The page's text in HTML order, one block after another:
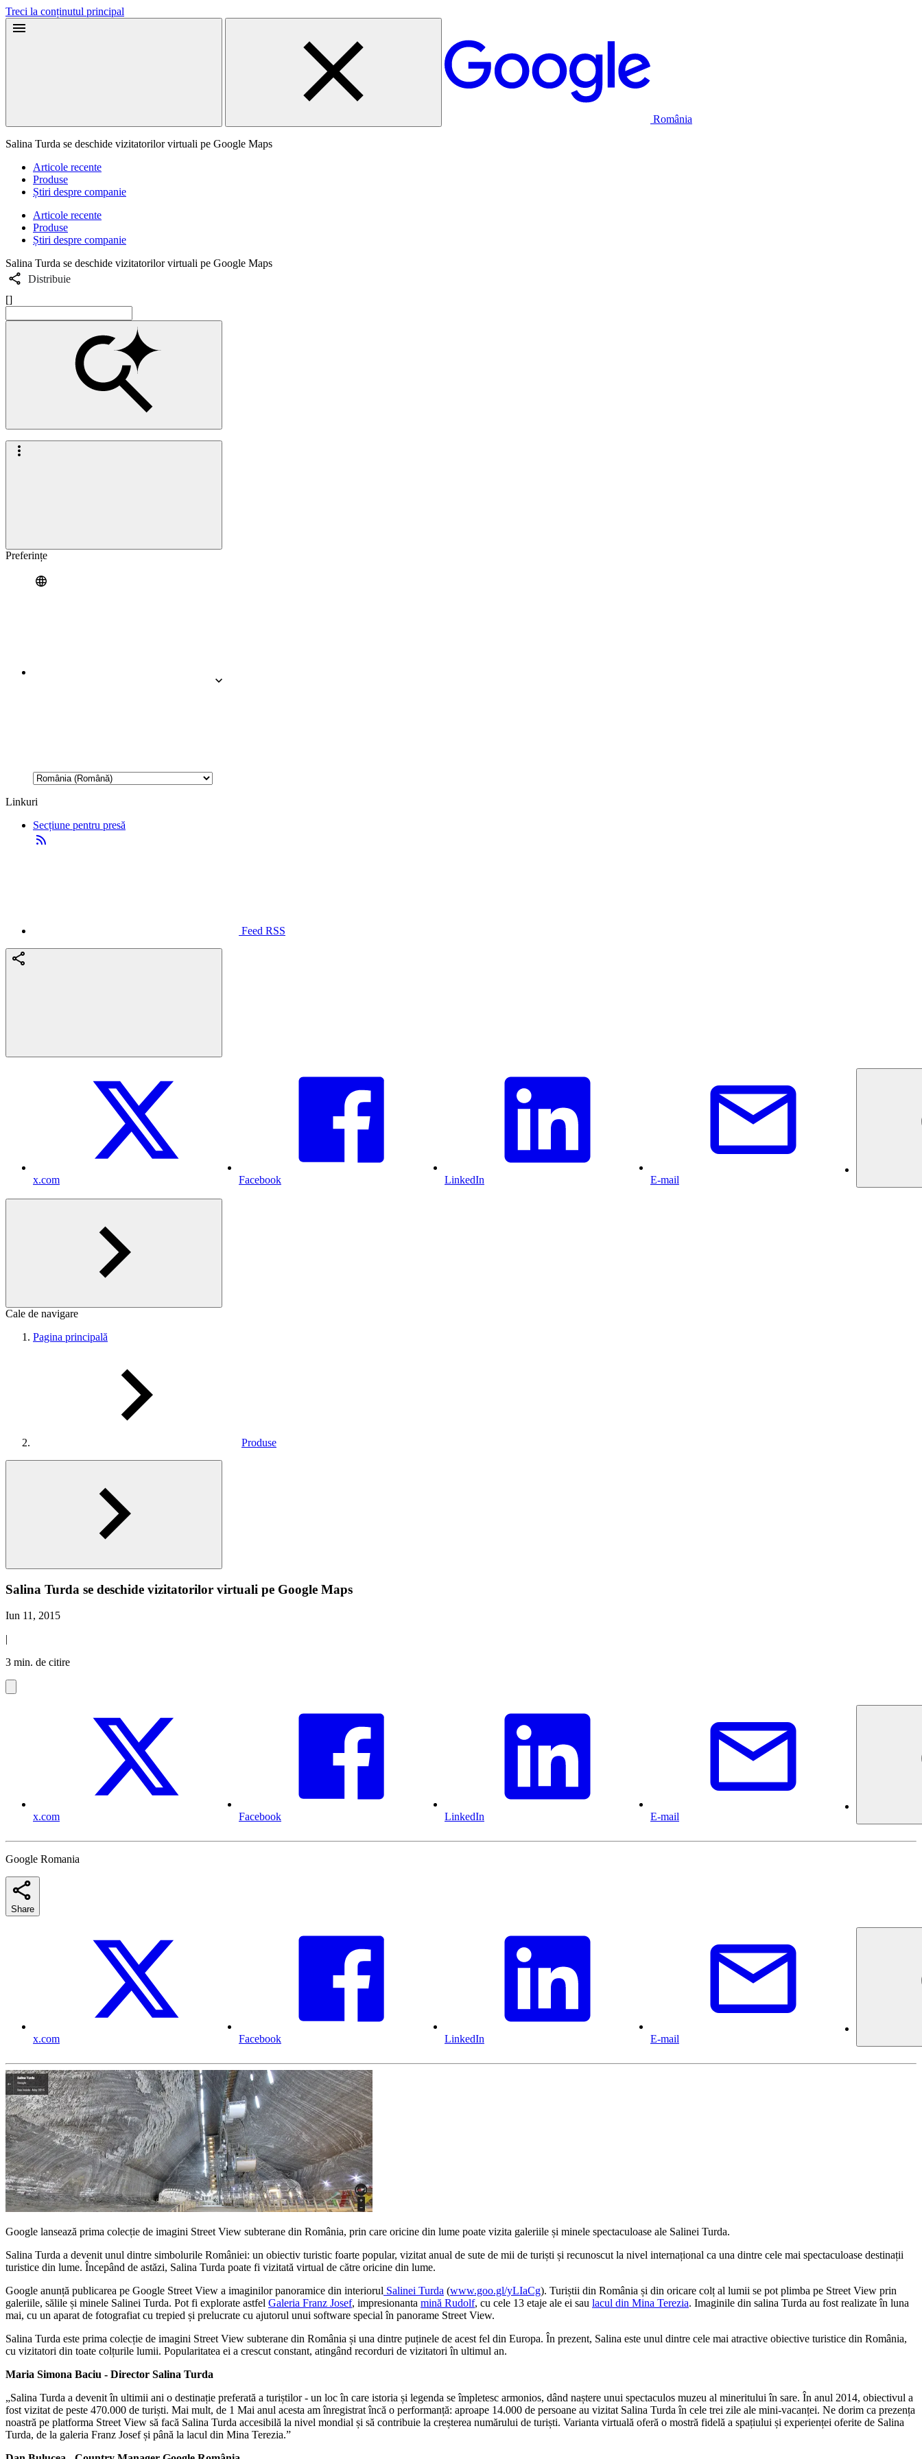
Treci la conținutul principal
România
Salina Turda se deschide vizitatorilor virtuali pe Google Maps
Articole recente
Produse
Știri despre companie
Articole recente
Produse
Știri despre companie
Salina Turda se deschide vizitatorilor virtuali pe Google Maps
Distribuie
[]
Preferințe
Linkuri
Secțiune pentru presă
Feed RSS
x.com Facebook LinkedIn E-mail
Cale de navigare
Pagina principală
Produse
Salina Turda se deschide vizitatorilor virtuali pe Google Maps
Iun 11, 2015
|
3 min. de citire
x.com Facebook LinkedIn E-mail
Google Romania
Share
x.com Facebook LinkedIn E-mail
Google lansează prima colecție de imagini Street View subterane din România, prin care oricine din lume poate vizita galeriile și minele spectaculoase ale Salinei Turda.
Salina Turda a devenit unul dintre simbolurile României: un obiectiv turistic foarte popular, vizitat anual de sute de mii de turiști și recunoscut la nivel internațional ca una dintre cele mai spectaculoase destinații
turistice din lume. Începând de astăzi, Salina Turda poate fi vizitată virtual de către oricine din lume.
Google anunță publicarea pe Google Street View a imaginilor panoramice din interiorul Salinei Turda (www.goo.gl/yLIaCg). Turiștii din România și din oricare colț al lumii se pot plimba pe Street View prin
galeriile, sălile și minele Salinei Turda. Pot fi explorate astfel Galeria Franz Josef, impresionanta mină Rudolf, cu cele 13 etaje ale ei sau lacul din Mina Terezia. Imaginile din salina Turda au fost realizate în luna
mai, cu un aparat de fotografiat cu trepied și prelucrate cu ajutorul unui software special în panorame Street View.
Salina Turda este prima colecție de imagini Street View subterane din România și una dintre puținele de acest fel din Europa. În prezent, Salina este unul dintre cele mai atractive obiective turistice din România,
cu vizitatori din toate colțurile lumii. Popularitatea ei a crescut constant, atingând recorduri de vizitatori în ultimul an.
Maria Simona Baciu - Director Salina Turda
„Salina Turda a devenit în ultimii ani o destinație preferată a turiștilor - un loc în care istoria și legenda se împletesc armonios, dând naștere unui spectaculos muzeu al mineritului în sare. În anul 2014, obiectivul a
fost vizitat de peste 470.000 de turiști. Mai mult, de 1 Mai anul acesta am înregistrat încă o performanță: aproape 14.000 de persoane au vizitat Salina Turda în cele trei zile ale mini-vacanței. Ne dorim ca prezența
noastră pe platforma Street View să facă Salina Turda accesibilă la nivel mondial și să contribuie la creșterea numărului de turiști. Varianta virtuală oferă o mostră fidelă a spațiului și experienței oferite de Salina
Turda, de la galeria Franz Josef și până la lacul din Mina Terezia.”